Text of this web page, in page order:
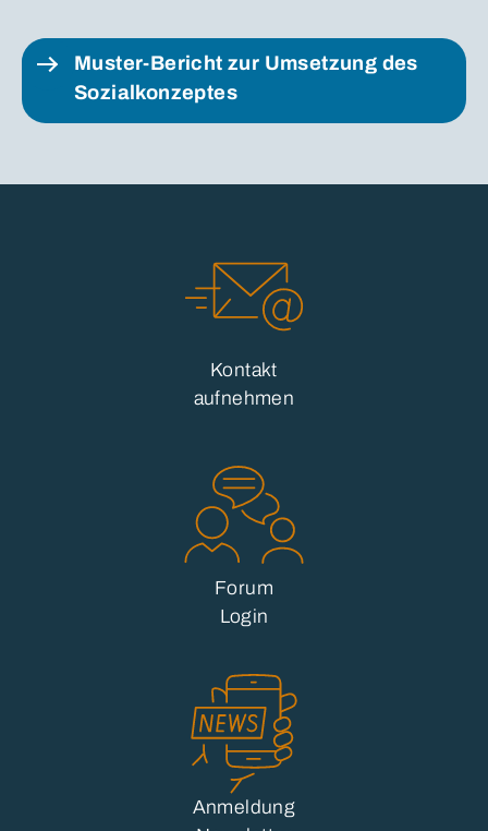
Muster-Bericht zur Umsetzung des
Sozialkonzeptes
Kontakt
aufnehmen
Forum
Login
Anmeldung